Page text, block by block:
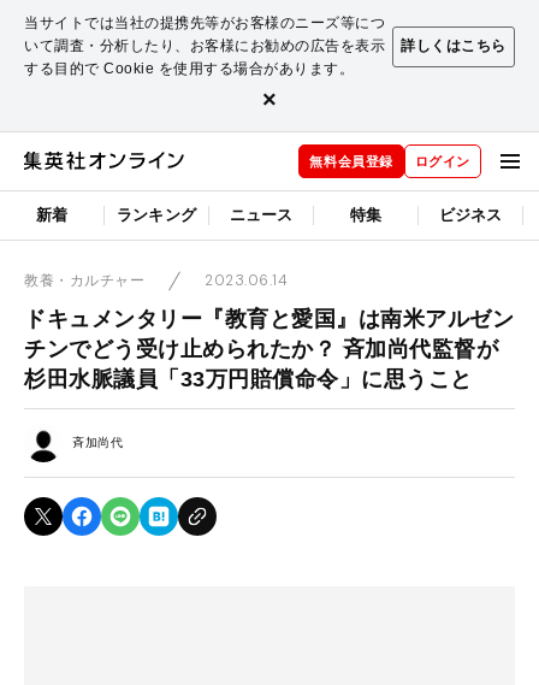
当サイトでは当社の提携先等がお客様のニーズ等につ
いて調査・分析したり、お客様にお勧めの広告を表示
する目的で Cookie を使用する場合があります。
詳しくはこちら
×
無料会員登録 ログイン
新着 ランキング ニュース 特集 ビジネス
教養・カルチャー 2023.06.14
ドキュメンタリー『教育と愛国』は南米アルゼン
チンでどう受け止められたか？ 斉加尚代監督が
杉田水脈議員「33万円賠償命令」に思うこと
斉加尚代